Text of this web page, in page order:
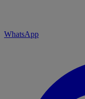
WhatsApp